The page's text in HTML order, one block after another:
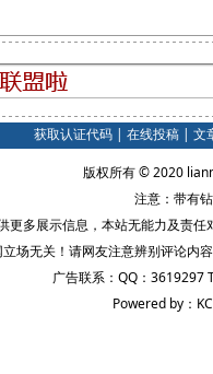
获取认证代码| 在线投稿| 文
版权所有 © 2020
注意：带有
更多展示信息，本站无能力及责
场无关！请网友注意辨别评论内
广告联系：QQ：3619297
Powered by：